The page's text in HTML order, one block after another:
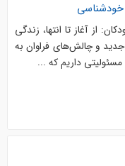
خودشناسی
از آغاز تا انتها، زندگی
و چالش‌های فراوان به
داریم که ...